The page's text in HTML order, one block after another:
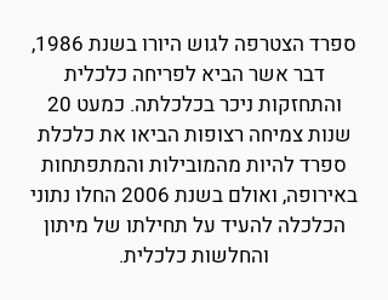
ספרד הצטרפה לגוש היורו בשנת 1986,
דבר אשר הביא לפריחה כלכלית
והתחזקות ניכר בכלכלתה. כמעט 20
שנות צמיחה רצופות הביאו את כלכלת
ספרד להיות מהמובילות והמתפתחות
באירופה, ואולם בשנת 2006 החלו נתוני
הכלכלה להעיד על תחילתו של מיתון
והחלשות כלכלית.